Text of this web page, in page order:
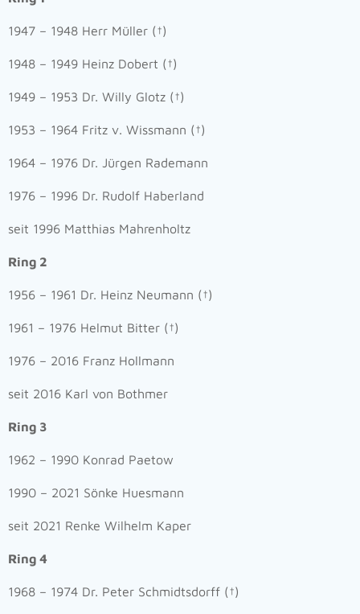
1947 – 1948 Herr Müller (†)
1948 – 1949 Heinz Dobert (†)
1949 – 1953 Dr. Willy Glotz (†)
1953 – 1964 Fritz v. Wissmann (†)
1964 – 1976 Dr. Jürgen Rademann
1976 – 1996 Dr. Rudolf Haberland
seit 1996 Matthias Mahrenholtz
Ring 2
1956 – 1961 Dr. Heinz Neumann (†)
1961 – 1976 Helmut Bitter (†)
1976 – 2016 Franz Hollmann
seit 2016 Karl von Bothmer
Ring 3
1962 – 1990 Konrad Paetow
1990 – 2021 Sönke Huesmann
seit 2021 Renke Wilhelm Kaper
Ring 4
1968 – 1974 Dr. Peter Schmidtsdorff (†)